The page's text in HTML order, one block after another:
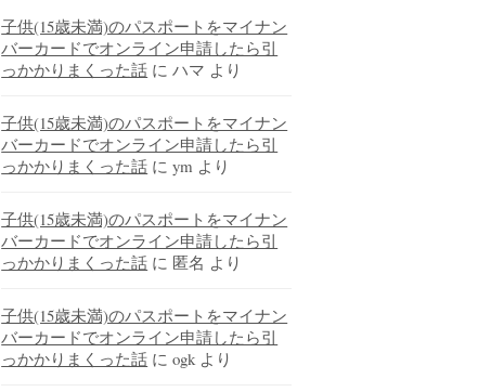
子供(15歳未満)のパスポートをマイナン
バーカードでオンライン申請したら引
っかかりまくった話 にハマ より
子供(15歳未満)のパスポートをマイナン
バーカードでオンライン申請したら引
っかかりまくった話 にym より
子供(15歳未満)のパスポートをマイナン
バーカードでオンライン申請したら引
っかかりまくった話 に 匿名 より
子供(15歳未満)のパスポートをマイナン
バーカードでオンライン申請したら引
っかかりまくった話 にogk より